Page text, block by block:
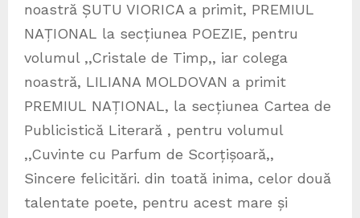
noastră ȘUTU VIORICA a primit, PREMIUL
NAȚIONAL la secțiunea POEZIE, pentru
volumul ,,Cristale de Timp,, iar colega
noastră, LILIANA MOLDOVAN a primit
PREMIUL NAȚIONAL, la secțiunea Cartea de
Publicistică Literară , pentru volumul
,,Cuvinte cu Parfum de Scorțișoară,,
Sincere felicitări. din toată inima, celor două
talentate poete, pentru acest mare și